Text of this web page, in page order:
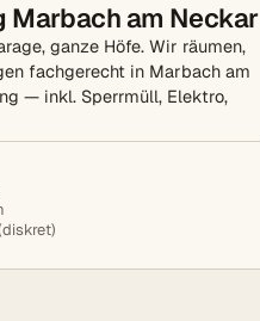
Marbach am Neckar
ganze Höfe. Wir räumen,
fachgerecht in Marbach am
— inkl. Sperrmüll, Elektro,